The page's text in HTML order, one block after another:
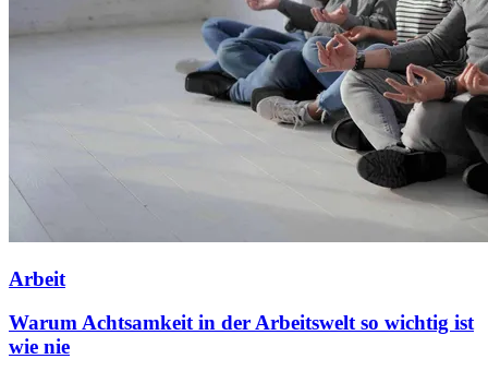
Arbeit
Warum Achtsamkeit in der Arbeitswelt so wichtig ist
wie nie